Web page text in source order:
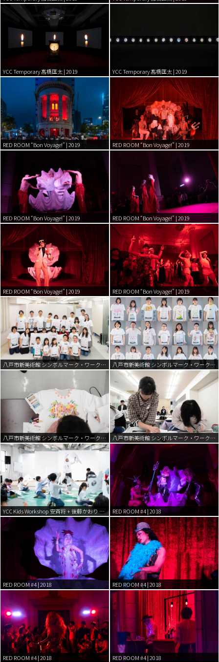
YCC Temporary 髙橋匡太 | 2019 YCC Temporary 髙橋匡太 | 2019
RED ROOM “Bon Voyage!” | 2019 RED ROOM “Bon Voyage!” | 2019
RED ROOM “Bon Voyage!” | 2019 RED ROOM “Bon Voyage!” | 2019
RED ROOM “Bon Voyage!” | 2019 RED ROOM “Bon Voyage!” | 2019
八戸市新美術館 シンボルマーク・ワークショップ | 2019 八戸市新美術館 シンボルマーク・ワークショップ | 2019
八戸市新美術館 シンボルマーク・ワークショップ | 2019 八戸市新美術館 シンボルマーク・ワークショップ | 2019
YCC Kids Workshop 安斉将 + 後藤かおり 「ウマジン × 横浜馬車道」 | 2019 RED ROOM #4 | 2018
RED ROOM #4 | 2018 RED ROOM #4 | 2018
RED ROOM #4 | 2018 RED ROOM #4 | 2018